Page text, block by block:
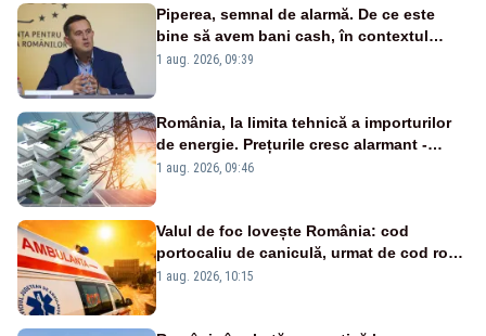
Piperea, semnal de alarmă. De ce este
bine să avem bani cash, în contextul
alertei energetice?
1 aug. 2026, 09:39
România, la limita tehnică a importurilor
de energie. Prețurile cresc alarmant -
Analiză Realitatea Plus
1 aug. 2026, 09:46
Valul de foc lovește România: cod
portocaliu de caniculă, urmat de cod roșu
duminică. Temperaturile urcă spre 40°C
1 aug. 2026, 10:15